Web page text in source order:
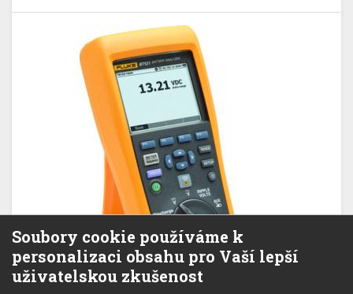
Soubory cookie používáme k
personalizaci obsahu pro Vaší lepší
uživatelskou zkušenost